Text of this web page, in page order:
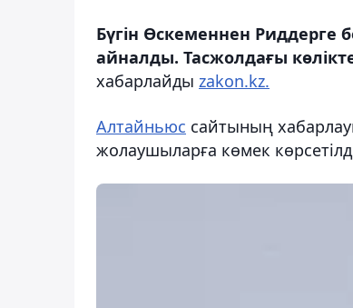
Бүгін Өскеменнен Риддерге
айналды. Тасжолдағы
хабарлайды zakon.kz.
Алтайньюс сайтының
жолаушыларға көмек